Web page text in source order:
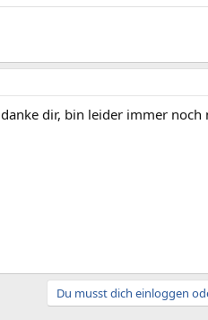
dir, bin leider immer
Du musst dich einloggen